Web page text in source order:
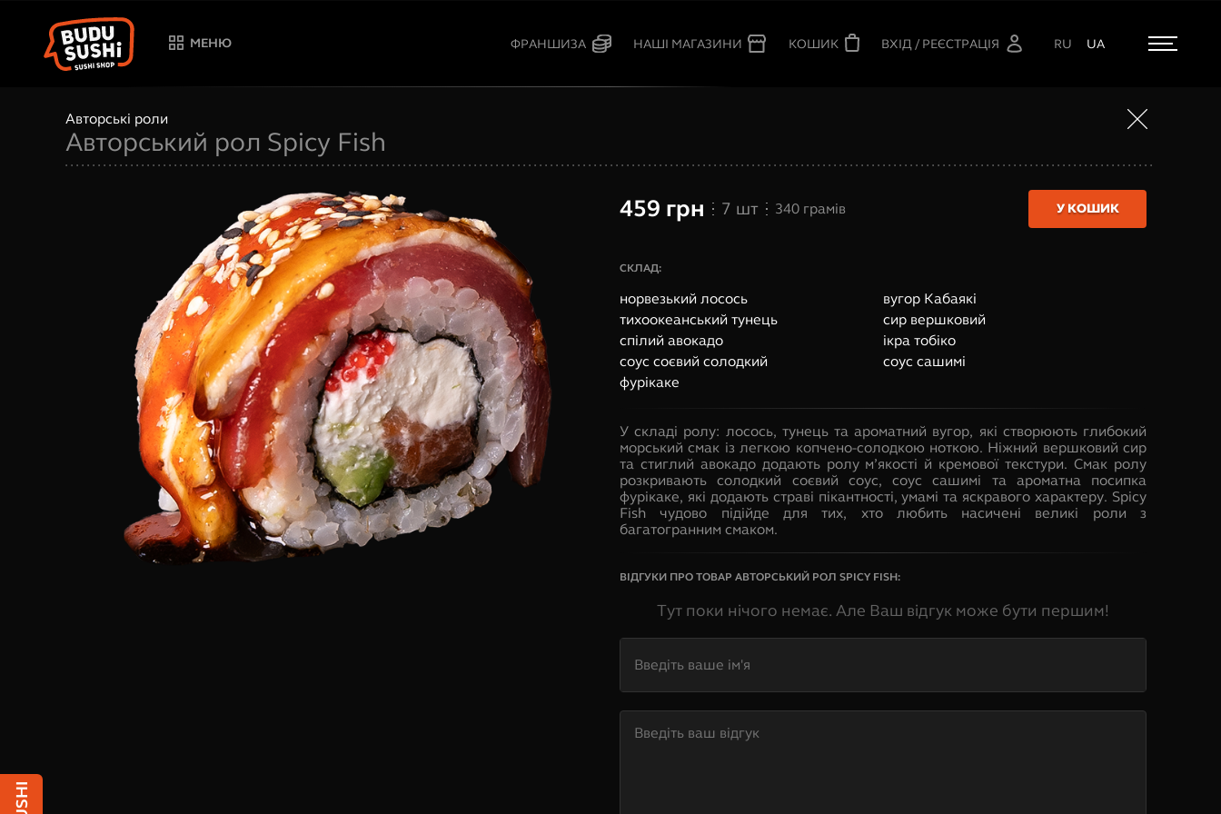
МЕНЮ ФРАНШИЗА НАШІ МАГАЗИНИ КОШИК ВХІД / РЕЄСТРАЦІЯ RU UA
Авторські роли
Авторський рол Spicy Fish
459 грн 7 шт 340 грамів У КОШИК
СКЛАД:
норвезький лосось
вугор Кабаякі
тихоокеанський тунець
сир вершковий
спілий авокадо
ікра тобіко
соус соєвий солодкий
соус сашимі
фурікаке
У складі ролу: лосось, тунець та ароматний вугор, які створюють глибокий
морський смак із легкою копчено-солодкою ноткою. Ніжний вершковий сир
та стиглий авокадо додають ролу м’якості й кремової текстури. Смак ролу
розкривають солодкий соєвий соус, соус сашимі та ароматна посипка
фурікаке, які додають страві пікантності, умамі та яскравого характеру. Spicy
Fish чудово підійде для тих, хто любить насичені великі роли з
багатогранним смаком.
ВІДГУКИ ПРО ТОВАР АВТОРСЬКИЙ РОЛ SPICY FISH:
Тут поки нічого немає. Але Ваш відгук може бути першим!